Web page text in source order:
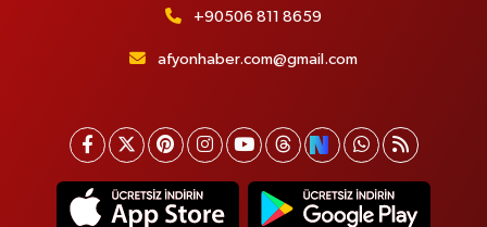
+90506 811 8659
afyonhaber.com@gmail.com